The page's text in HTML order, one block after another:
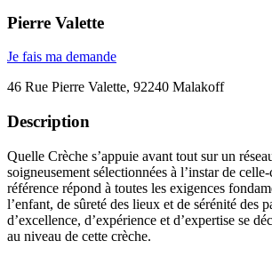
Pierre Valette
Je fais ma demande
46 Rue Pierre Valette, 92240 Malakoff
Description
Quelle Crèche s’appuie avant tout sur un
soigneusement sélectionnées à l’instar de
référence répond à toutes les exigences
l’enfant, de sûreté des lieux et de sérénité des
d’excellence, d’expérience et d’expertise se
au niveau de cette crèche.